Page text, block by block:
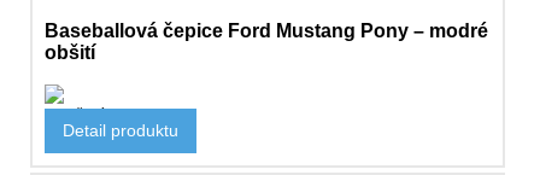
Baseballová čepice Ford Mustang Pony – modré
obšití
690 Kč
Detail produktu